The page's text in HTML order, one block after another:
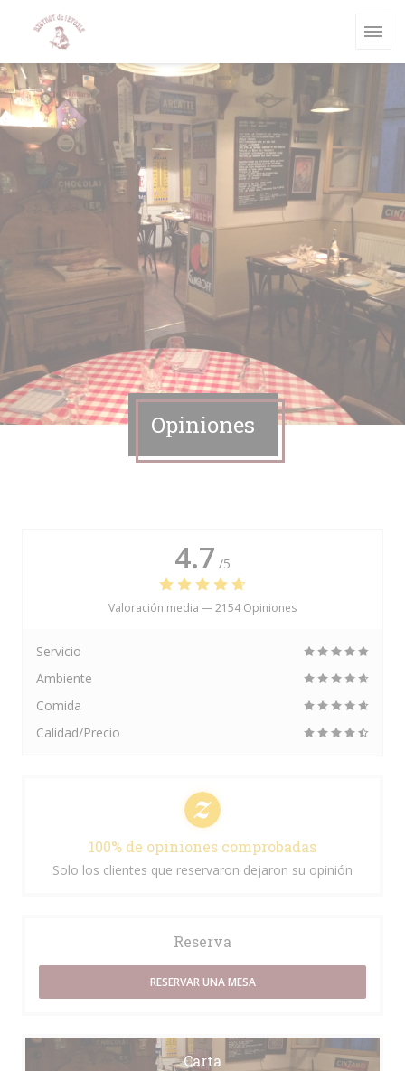
Opiniones
4.7 /5
Valoración media —2154 Opiniones
Servicio
Ambiente
Comida
Calidad/Precio
100% de opiniones comprobadas
Solo los clientes que reservaron dejaron su opinión
Reserva
RESERVAR UNA MESA
Carta